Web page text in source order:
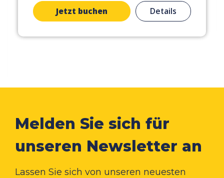
Jetzt buchen Details
Melden Sie sich für
unseren Newsletter an
Lassen Sie sich von unseren neuesten